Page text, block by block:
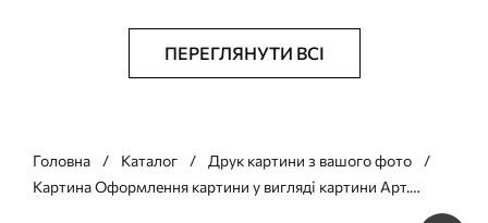
ПЕРЕГЛЯНУТИ ВСІ
Головна Каталог
Друк картини з вашого фото
Картина Оформлення картини у вигляді картини Арт.